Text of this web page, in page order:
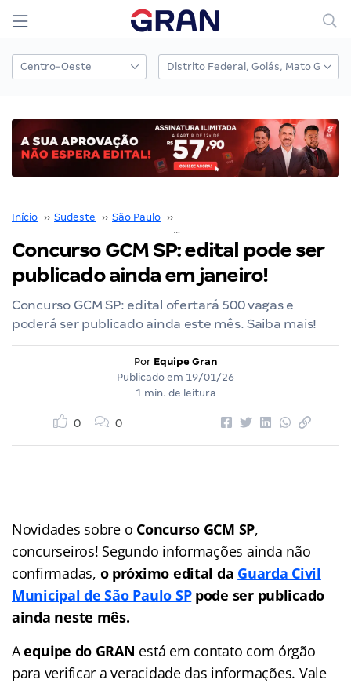
Início ›› Sudeste ›› São Paulo ››
Concurso GCM SP: edital pode ser
publicado ainda em janeiro!
Concurso GCM SP: edital ofertará 500 vagas e
poderá ser publicado ainda este mês. Saiba mais!
Por Equipe Gran
Publicado em 19/01/26
1 min. de leitura
0 0
Novidades sobre o Concurso GCM SP,
concurseiros! Segundo informações ainda não
confirmadas, o próximo edital da Guarda Civil
Municipal de São Paulo SPpode ser publicado
ainda neste mês.
Aequipe do GRAN está em contato com órgão
para verificar a veracidade das informações. Vale